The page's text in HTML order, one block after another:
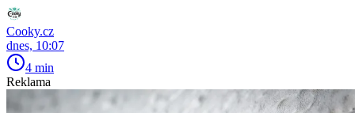
Cooky.cz
dnes, 10:07
4 min
Reklama